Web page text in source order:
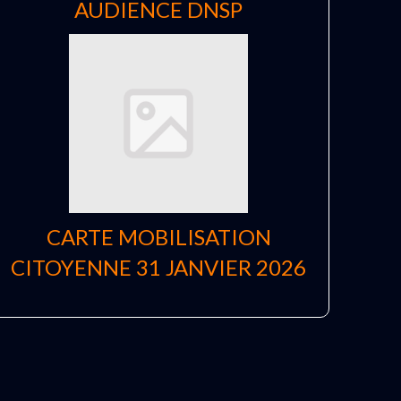
AUDIENCE DNSP
CARTE MOBILISATION
CITOYENNE 31 JANVIER 2026